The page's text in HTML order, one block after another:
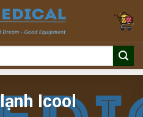
Icool